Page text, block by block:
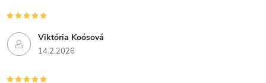
Viktória Koósová
14.2.2026